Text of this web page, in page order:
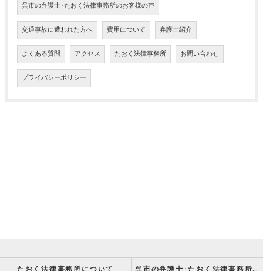
呉市の弁護士･たおく法律事務所のお客様の声
交通事故に遭われた方へ 費用について 弁護士紹介
よくある質問 アクセス たおく法律事務所 お問い合わせ
プライバシーポリシー